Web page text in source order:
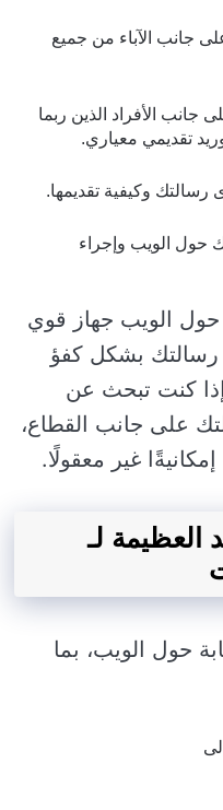
جانب الآباء من جميع
الأفراد الذين ربما
تقديمي معياري.
وكيفية تقديمها.
حول الويب وإجراء
الويب جهاز قوي
رسالتك بشكل كفؤ
كنت تبحث عن
على جانب القطاع،
غير معقولًا.
العظيمة لـ
حول الويب، بما